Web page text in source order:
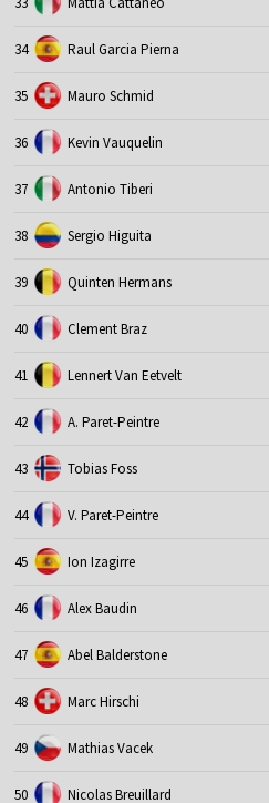
34 Raul Garcia Pierna
35 Mauro Schmid
36 Kevin Vauquelin
37 Antonio Tiberi
38 Sergio Higuita
39 Quinten Hermans
40 Clement Braz
41 Lennert Van Eetvelt
42 A. Paret-Peintre
43 Tobias Foss
44 V. Paret-Peintre
45 Ion Izagirre
46 Alex Baudin
47 Abel Balderstone
48 Marc Hirschi
49 Mathias Vacek
50 Nicolas Breuillard